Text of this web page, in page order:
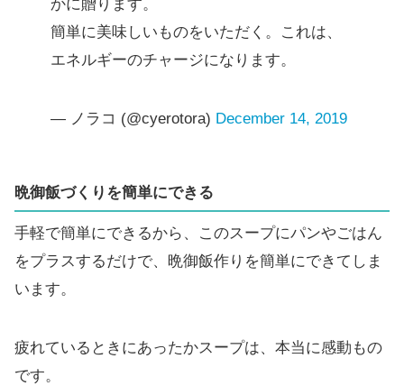
かに贈ります。
簡単に美味しいものをいただく。これは、
エネルギーのチャージになります。
— ノラコ (@cyerotora) December 14, 2019
晩御飯づくりを簡単にできる
手軽で簡単にできるから、このスープにパンやごはん
をプラスするだけで、晩御飯作りを簡単にできてしま
います。
疲れているときにあったかスープは、本当に感動もの
です。